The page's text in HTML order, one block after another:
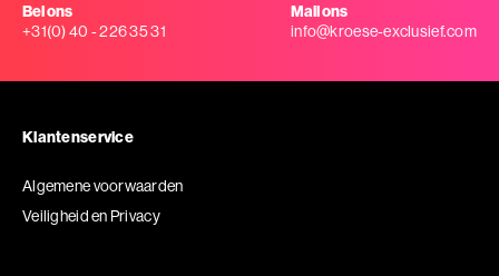
Bel ons
+31(0) 40 - 226 35 31
Mail ons
info@kroese-exclusief.com
Klantenservice
Algemene voorwaarden
Veiligheid en Privacy